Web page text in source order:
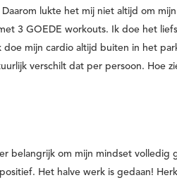
lukte het mij niet altijd om
3 GOEDE workouts. Ik doe het
mijn cardio altijd buiten in het
verschilt dat per persoon. Hoe
belangrijk om mijn mindset
Het halve werk is gedaan!